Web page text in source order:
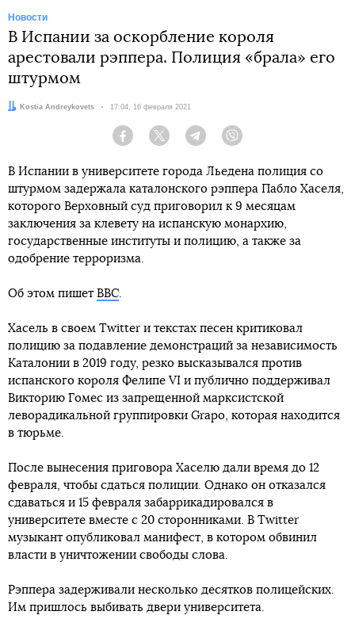
Новости
В Испании за оскорбление короля
арестовали рэппера. Полиция «брала» его
штурмом
Автор:Kostia Andreykovets Дата:
17:04, 16 февраля 2021
Facebook Twitter Telegram
В Испании в университете города Льедена полиция со
штурмом задержала каталонского рэппера Пабло Хаселя,
которого Верховный суд приговорил к 9 месяцам
заключения за клевету на испанскую монархию,
государственные институты и полицию, а также за
одобрение терроризма.
Об этом пишет BBC.
Хасель в своем Twitter и текстах песен критиковал
полицию за подавление демонстраций за независимость
Каталонии в 2019 году, резко высказывался против
испанского короля Фелипе VI и публично поддерживал
Викторию Гомес из запрещенной марксистской
леворадикальной группировки Grapo, которая находится
в тюрьме.
После вынесения приговора Хаселю дали время до 12
февраля, чтобы сдаться полиции. Однако он отказался
сдаваться и 15 февраля забаррикадировался в
университете вместе с 20 сторонниками. В Twitter
музыкант опубликовал манифест, в котором обвинил
власти в уничтожении свободы слова.
Рэппера задерживали несколько десятков полицейских.
Им пришлось выбивать двери университета.